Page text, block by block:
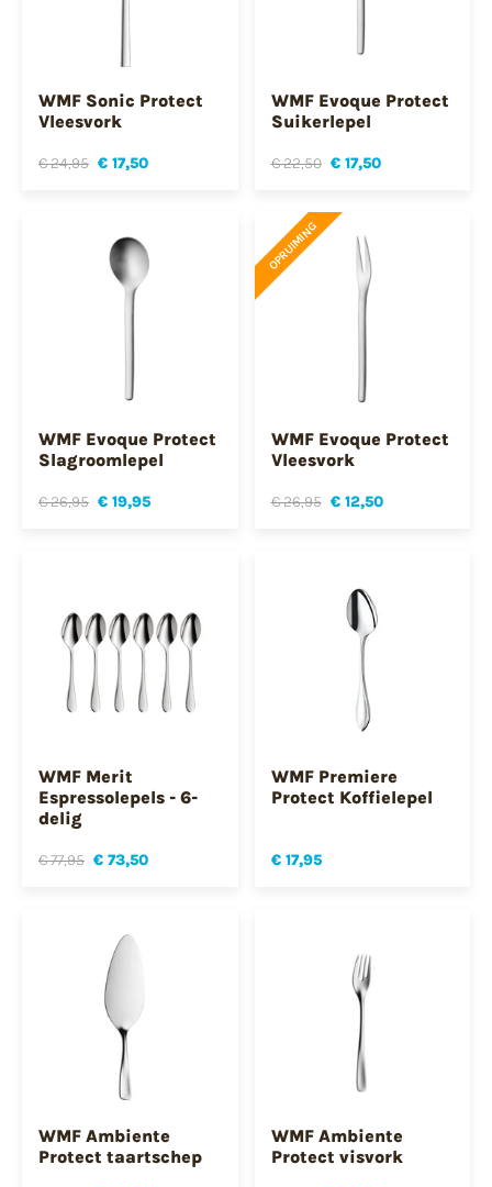
WMF Sonic Protect
Vleesvork
€ 24,95 € 17,50
WMF Evoque Protect
Suikerlepel
€ 22,50 € 17,50
WMF Evoque Protect
Slagroomlepel
€ 26,95 € 19,95
OPRUIMING
WMF Evoque Protect
Vleesvork
€ 26,95 € 12,50
WMF Merit
Espressolepels - 6-
delig
€ 77,95 € 73,50
WMF Premiere
Protect Koffielepel
€ 17,95
WMF Ambiente
Protect taartschep
WMF Ambiente
Protect visvork